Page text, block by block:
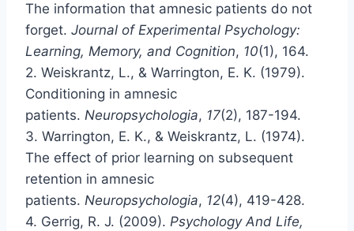
The information that amnesic patients do not
forget. Journal of Experimental Psychology:
Learning, Memory, and Cognition, 10(1), 164.
2. Weiskrantz, L., & Warrington, E. K. (1979).
Conditioning in amnesic
patients. Neuropsychologia, 17(2), 187-194.
3. Warrington, E. K., & Weiskrantz, L. (1974).
The effect of prior learning on subsequent
retention in amnesic
patients. Neuropsychologia, 12(4), 419-428.
4. Gerrig, R. J. (2009). Psychology And Life,